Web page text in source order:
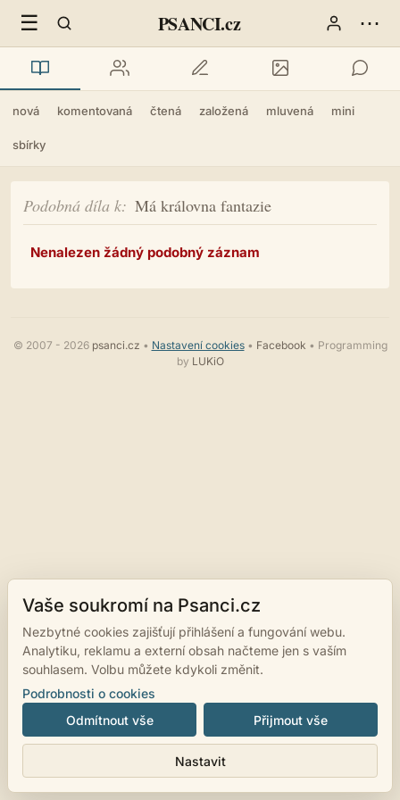
☰ PSANCI.cz ⋯
nová komentovaná čtená založená mluvená mini
sbírky
Podobná díla k Má královna fantazie
Nenalezen žádný podobný záznam
© 2007 - 2026 psanci.cz • Nastavení cookies• Facebook • Programming
by LUKiO
Vaše soukromí na Psanci.cz
Nezbytné cookies zajišťují přihlášení a fungování webu.
Analytiku, reklamu a externí obsah načteme jen s vaším
souhlasem. Volbu můžete kdykoli změnit.
Podrobnosti o cookies
Odmítnout vše
Nastavit
Přijmout vše